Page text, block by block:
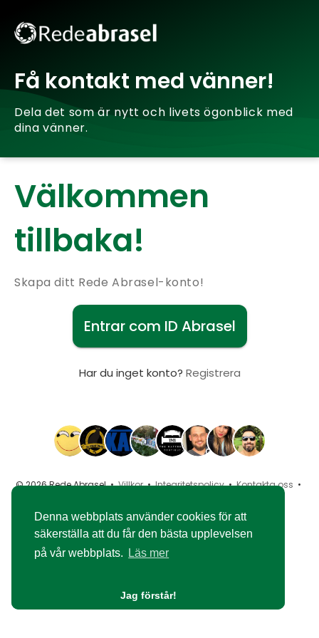
Denna webbplats använder cookies för att
säkerställa att du får den bästa upplevelsen
på vår webbplats.
Läs mer
Jag förstår!
Få kontakt med vänner!
Dela det som är nytt och livets ögonblick med
dina vänner.
Välkommen
tillbaka!
Skapa ditt Rede Abrasel-konto!
Entrar com ID Abrasel
Har du inget konto? Registrera
© 2026 Rede Abrasel •Villkor•Integritetspolicy•Kontakta oss •